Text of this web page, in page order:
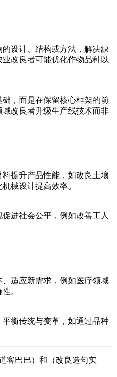
设计、结构或方法，解决缺
改良者可能优化作物品种以
，而是在保留核心框架的前
改良者升级生产线技术而非
提升产品性能，如改良土壤
械设计提高效率。
进社会公平，例如改善工人
适应新需求，例如医疗领域
。
衡传统与变革，如通过品种
客巴巴）和（改良造句实